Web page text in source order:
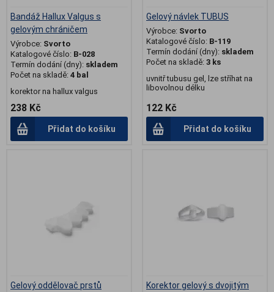
Bandáž Hallux Valgus s
gelovým chráničem
Výrobce: Svorto
Katalogové číslo: B-028
Termín dodání (dny): skladem
Počet na skladě: 4 bal
korektor na hallux valgus
238 Kč
Přidat do košíku
Gelový návlek TUBUS
Výrobce: Svorto
Katalogové číslo: B-119
Termín dodání (dny): skladem
Počet na skladě: 3 ks
uvnitř tubusu gel, lze stříhat na
libovolnou délku
122 Kč
Přidat do košíku
Gelový oddělovač prstů
Korektor gelový s dvojitým